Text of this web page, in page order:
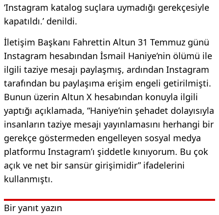
‘Instagram katalog suçlara uymadığı gerekçesiyle
kapatıldı.’ denildi.
İletişim Başkanı Fahrettin Altun 31 Temmuz günü
Instagram hesabından İsmail Haniye’nin ölümü ile
ilgili taziye mesajı paylaşmış, ardından Instagram
tarafından bu paylaşıma erişim engeli getirilmişti.
Bunun üzerin Altun X hesabından konuyla ilgili
yaptığı açıklamada, “Haniye’nin şehadet dolayısıyla
insanların taziye mesajı yayınlamasını herhangi bir
gerekçe göstermeden engelleyen sosyal medya
platformu Instagram’ı şiddetle kınıyorum. Bu çok
açık ve net bir sansür girişimidir” ifadelerini
kullanmıştı.
Bir yanıt yazın